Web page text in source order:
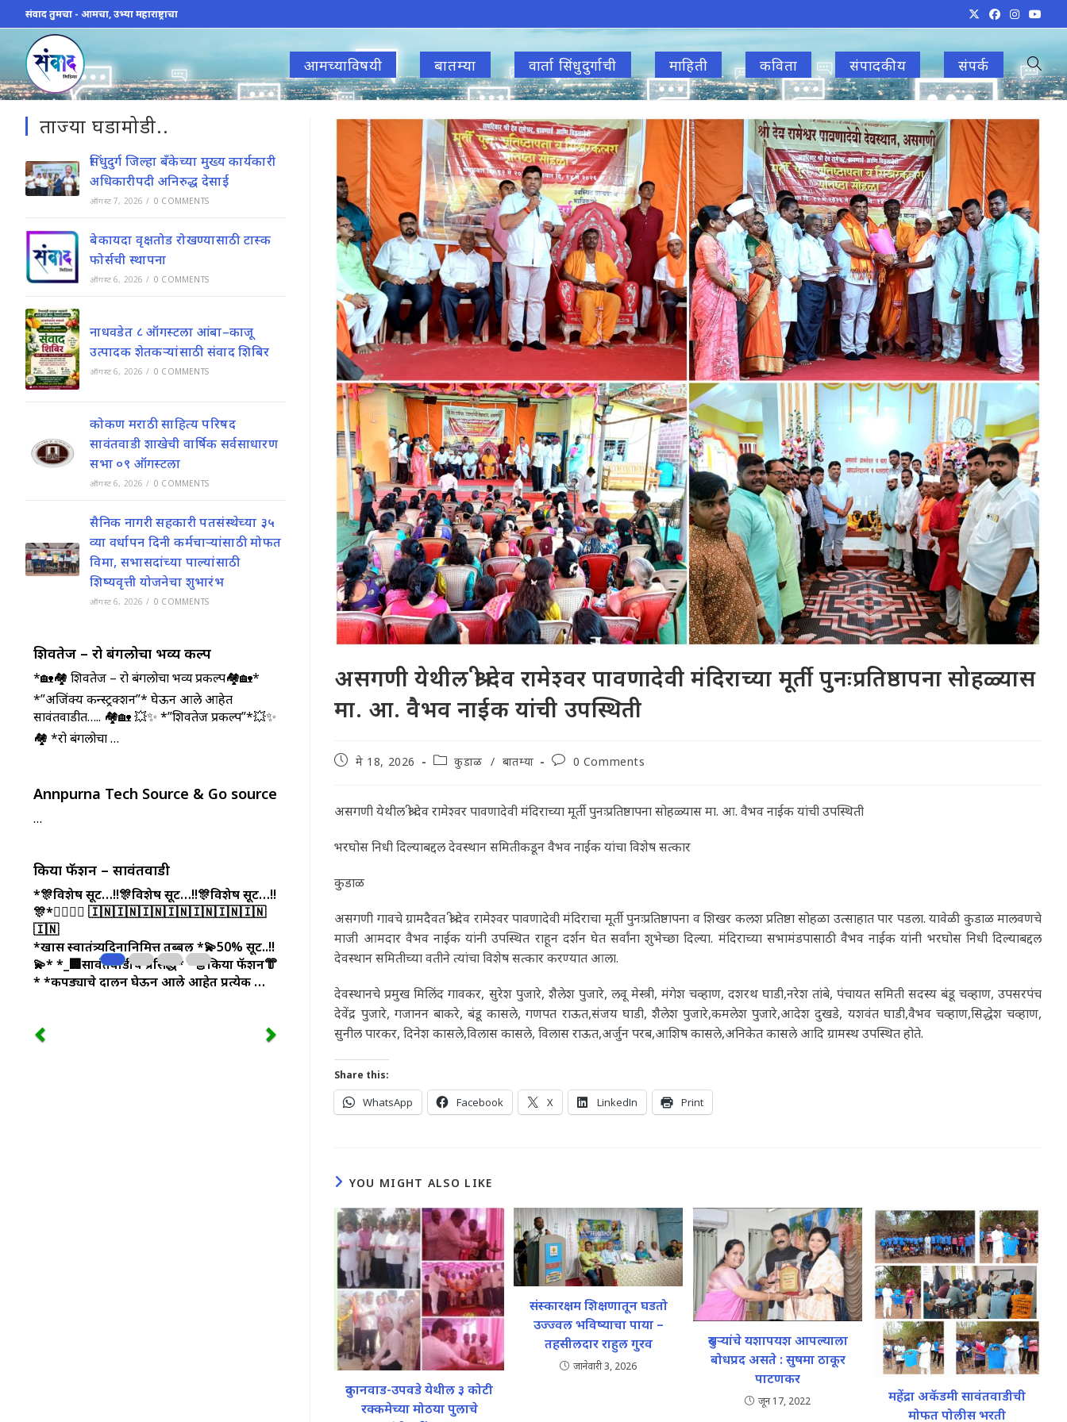
to
content
संवाद तुमचा - आमचा, उभ्या महाराष्ट्राचा
आमच्याविषयी बातम्या वार्ता सिंधुदुर्गाची माहिती कविता संपादकीय संपर्क Toggle
website
search
असगणी येथील श्री देव रामेश्वर पावणादेवी मंदिराच्या मूर्ती पुनःप्रतिष्ठापना सोहळ्यास
मा. आ. वैभव नाईक यांची उपस्थिती
Postमे 18, 2026
Postकुडाळ / बातम्या
Post0 Comments
असगणी येथील श्री देव रामेश्वर पावणादेवी मंदिराच्या मूर्ती पुनःप्रतिष्ठापना सोहळ्यास मा. आ. वैभव नाईक यांची उपस्थिती
भरघोस निधी दिल्याबद्दल देवस्थान समितीकडून वैभव नाईक यांचा विशेष सत्कार
कुडाळ
असगणी गावचे ग्रामदैवत श्री देव रामेश्वर पावणादेवी मंदिराचा मूर्ती पुनःप्रतिष्ठापना व शिखर कलश प्रतिष्ठा सोहळा उत्साहात पार पडला. यावेळी कुडाळ मालवणचे
माजी आमदार वैभव नाईक यांनी उपस्थित राहून दर्शन घेत सर्वांना शुभेच्छा दिल्या. मंदिराच्या सभामंडपासाठी वैभव नाईक यांनी भरघोस निधी दिल्याबद्दल
देवस्थान समितीच्या वतीने त्यांचा विशेष सत्कार करण्यात आला.
देवस्थानचे प्रमुख मिलिंद गावकर, सुरेश पुजारे, शैलेश पुजारे, लवू मेस्त्री, मंगेश चव्हाण, दशरथ घाडी,नरेश तांबे, पंचायत समिती सदस्य बंडू चव्हाण, उपसरपंच
देवेंद्र पुजारे, गजानन बाकरे, बंडू कासले, गणपत राऊत,संजय घाडी, शैलेश पुजारे,कमलेश पुजारे,आदेश दुखडे, यशवंत घाडी,वैभव चव्हाण,सिद्धेश चव्हाण,
सुनील पारकर, दिनेश कासले,विलास कासले, विलास राऊत,अर्जुन परब,आशिष कासले,अनिकेत कासले आदि ग्रामस्थ उपस्थित होते.
Share this:
WhatsApp Facebook X LinkedIn Print
YOU MIGHT ALSO LIKE
दुकानवाड-उपवडे येथील ३ कोटी
रक्कमेच्या मोठया पुलाचे
संस्कारक्षम शिक्षणातून घडतो
उज्ज्वल भविष्याचा पाया –
तहसीलदार राहुल गुरव
जानेवारी 3, 2026
दुसऱ्यांचे यशापयश आपल्याला
बोधप्रद असते : सुषमा ठाकूर
पाटणकर
जून 17, 2022
महेंद्रा अकॅडमी सावंतवाडीची
मोफत पोलीस भरती
ताज्या घडामोडी..
सिंधुदुर्ग जिल्हा बँकेच्या मुख्य कार्यकारी
अधिकारीपदी अनिरुद्ध देसाई
ऑगस्ट 7, 2026 / 0 COMMENTS
बेकायदा वृक्षतोड रोखण्यासाठी टास्क
फोर्सची स्थापना
ऑगस्ट 6, 2026 / 0 COMMENTS
नाधवडेत ८ ऑगस्टला आंबा–काजू
उत्पादक शेतकऱ्यांसाठी संवाद शिबिर
ऑगस्ट 6, 2026 / 0 COMMENTS
कोकण मराठी साहित्य परिषद
सावंतवाडी शाखेची वार्षिक सर्वसाधारण
सभा ०९ ऑगस्टला
ऑगस्ट 6, 2026 / 0 COMMENTS
सैनिक नागरी सहकारी पतसंस्थेच्या ३५
व्या वर्धापन दिनी कर्मचाऱ्यांसाठी मोफत
विमा, सभासदांच्या पाल्यांसाठी
शिष्यवृत्ती योजनेचा शुभारंभ
ऑगस्ट 6, 2026 / 0 COMMENTS
शिवतेज – रो बंगलोचा भव्य प्रकल्प
*🏡🏘️ शिवतेज – रो बंगलोचा भव्य प्रकल्प🏘️🏡*
*”अजिंक्य कन्स्ट्रक्शन”* घेऊन आले आहेत
सावंतवाडीत….. 🏘️🏡 💥✨ *”शिवतेज प्रकल्प”*💥✨
🏘️ *रो बंगलोचा …
Annpurna Tech Source & Go source
…
किया फॅशन – सावंतवाडी
*🎊विशेष सूट…!!🎊विशेष सूट…!!🎊विशेष सूट…!!
🎊*🏃‍♀️🏃‍♂️ 🇮🇳🇮🇳🇮🇳🇮🇳🇮🇳🇮🇳🇮🇳
🇮🇳
*खास स्वातंत्र्यदिनानिमित्त तब्बल *💫50% सूट..!!
💫**_🏢सावंतवाडीचे प्रसिद्ध**👗किया फॅशन👘
**कपड्याचे दालन घेऊन आले आहेत प्रत्येक …